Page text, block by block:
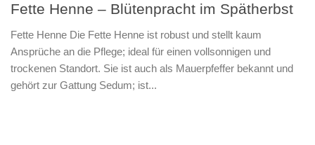
Fette Henne – Blütenpracht im Spätherbst
Fette Henne Die Fette Henne ist robust und stellt kaum
Ansprüche an die Pflege; ideal für einen vollsonnigen und
trockenen Standort. Sie ist auch als Mauerpfeffer bekannt und
gehört zur Gattung Sedum; ist...